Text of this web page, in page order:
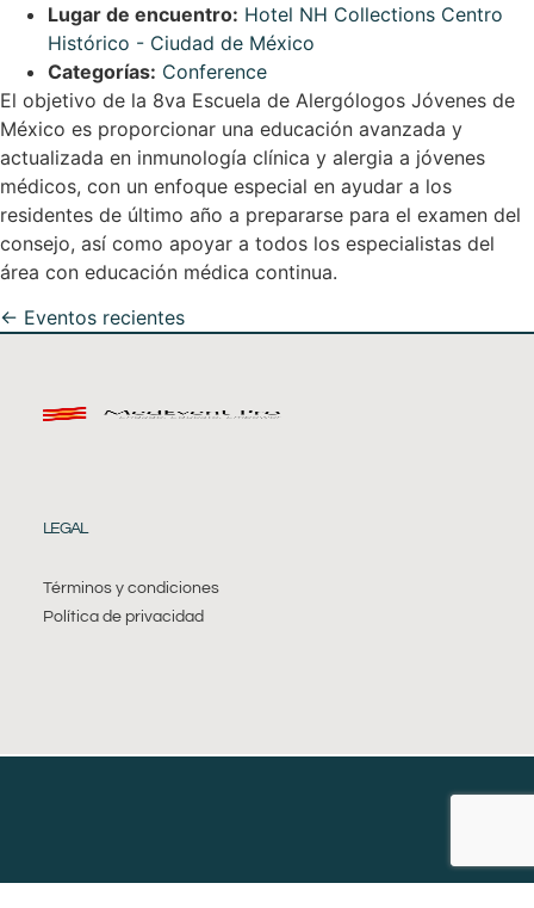
Lugar de encuentro: Hotel NH Collections Centro
Histórico - Ciudad de México
Categorías: Conference
El objetivo de la 8va Escuela de Alergólogos Jóvenes de
México es proporcionar una educación avanzada y
actualizada en inmunología clínica y alergia a jóvenes
médicos, con un enfoque especial en ayudar a los
residentes de último año a prepararse para el examen del
consejo, así como apoyar a todos los especialistas del
área con educación médica continua.
← Eventos recientes
LEGAL
Términos y condiciones
Política de privacidad